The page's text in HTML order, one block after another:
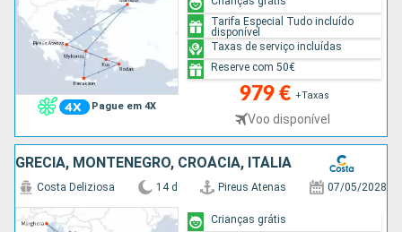
Pague em 4X
979 € +Taxas
Voo disponível
Tarifa Especial Tudo incluído
disponível
Taxas de serviço incluídas
Reserve com 50€
GRÉCIA, MONTENEGRO, CROÁCIA, ITÁLIA
Costa Deliziosa 14 d Pireus Atenas 07/05/2028
Crianças grátis